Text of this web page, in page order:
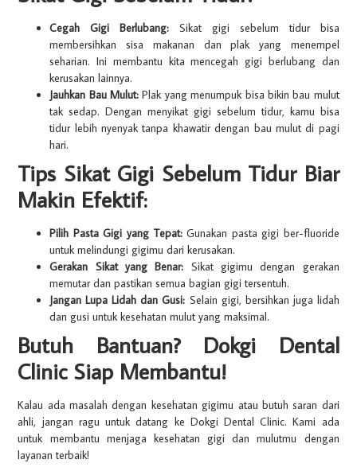
Cegah Gigi Berlubang: Sikat gigi sebelum tidur bisa
membersihkan sisa makanan dan plak yang menempel
seharian. Ini membantu kita mencegah gigi berlubang dan
kerusakan lainnya.
Jauhkan Bau Mulut: Plak yang menumpuk bisa bikin bau mulut
tak sedap. Dengan menyikat gigi sebelum tidur, kamu bisa
tidur lebih nyenyak tanpa khawatir dengan bau mulut di pagi
hari.
Tips Sikat Gigi Sebelum Tidur Biar
Makin Efektif:
Pilih Pasta Gigi yang Tepat: Gunakan pasta gigi ber-fluoride
untuk melindungi gigimu dari kerusakan.
Gerakan Sikat yang Benar: Sikat gigimu dengan gerakan
memutar dan pastikan semua bagian gigi tersentuh.
Jangan Lupa Lidah dan Gusi: Selain gigi, bersihkan juga lidah
dan gusi untuk kesehatan mulut yang maksimal.
Butuh Bantuan? Dokgi Dental
Clinic Siap Membantu!
Kalau ada masalah dengan kesehatan gigimu atau butuh saran dari
ahli, jangan ragu untuk datang ke Dokgi Dental Clinic. Kami ada
untuk membantu menjaga kesehatan gigi dan mulutmu dengan
layanan terbaik!